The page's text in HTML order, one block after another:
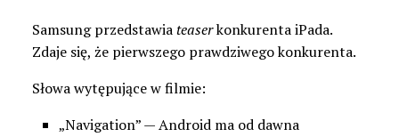
Samsung przedstawiateaserkonkurenta iPada.
Zdaje się, że pierwszego prawdziwego konkurenta.
Słowa wytępujące w filmie:
„Navigation” — Android ma od dawna